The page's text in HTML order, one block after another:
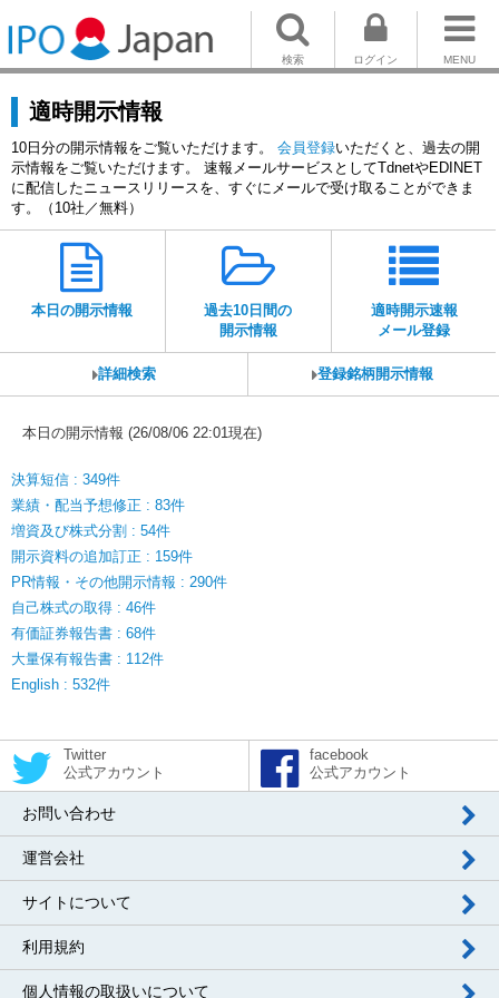
MENU
ログイン
検索
適時開示情報
10日分の開示情報をご覧いただけます。 会員登録いただくと、過去の開
示情報をご覧いただけます。 速報メールサービスとしてTdnetやEDINET
に配信したニュースリリースを、すぐにメールで受け取ることができま
す。（10社／無料）
本日の開示情報
過去10日間の
開示情報
適時開示速報
メール登録
詳細検索 登録銘柄開示情報
本日の開示情報 (26/08/06 22:01現在)
決算短信 : 349件
業績・配当予想修正 : 83件
増資及び株式分割 : 54件
開示資料の追加訂正 : 159件
PR情報・その他開示情報 : 290件
自己株式の取得 : 46件
有価証券報告書 : 68件
大量保有報告書 : 112件
English : 532件
Twitter
公式アカウント
facebook
公式アカウント
お問い合わせ
運営会社
サイトについて
利用規約
個人情報の取扱いについて